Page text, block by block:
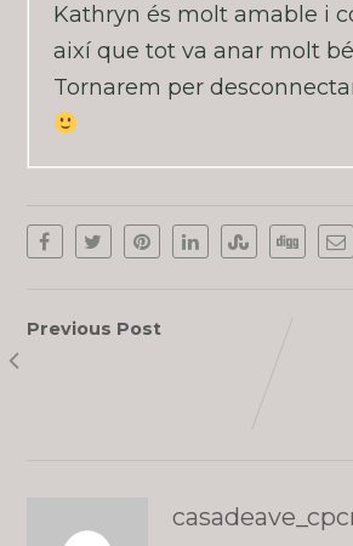
Kathryn és molt amable i
així que tot va anar molt
Tornarem per
Previous Post